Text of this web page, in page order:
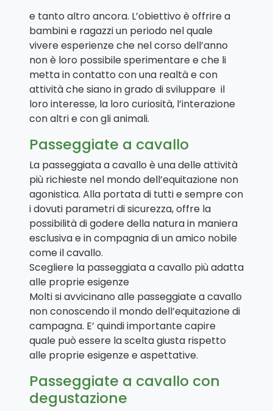
e tanto altro ancora. L’obiettivo è offrire a
bambini e ragazzi un periodo nel quale
vivere esperienze che nel corso dell’anno
non è loro possibile sperimentare e che li
metta in contatto con una realtà e con
attività che siano in grado di sviluppare il
loro interesse, la loro curiosità, l’interazione
con altri e con gli animali.
Passeggiate a cavallo
La passeggiata a cavallo è una delle attività
più richieste nel mondo dell’equitazione non
agonistica. Alla portata di tutti e sempre con
i dovuti parametri di sicurezza, offre la
possibilità di godere della natura in maniera
esclusiva e in compagnia di un amico nobile
come il cavallo.
Scegliere la passeggiata a cavallo più adatta
alle proprie esigenze
Molti si avvicinano alle passeggiate a cavallo
non conoscendo il mondo dell’equitazione di
campagna. E’ quindi importante capire
quale può essere la scelta giusta rispetto
alle proprie esigenze e aspettative.
Passeggiate a cavallo con
degustazione